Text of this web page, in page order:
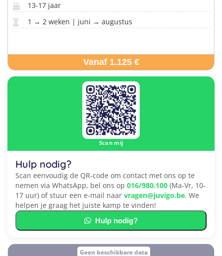
13-17 jaar
1 → 2 weken | juni → augustus
Vanaf 1.125 €
Scan mij
Hulp nodig?
Scan eenvoudig de QR-code om contact met ons op te
nemen via WhatsApp, bel ons op 016/980.100 (Ma-Vr, 10-
17 uur) of stuur een e-mail naar vragen@juvigo.be. We
helpen je graag het juiste kamp te vinden!
Hulp nodig?
Geen beschikbare data